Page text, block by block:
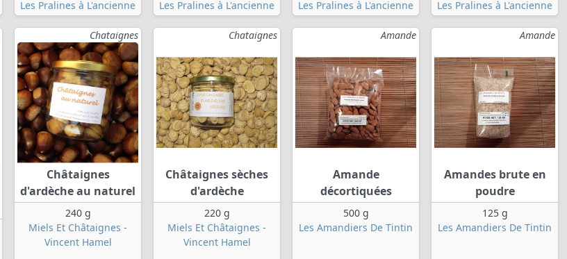
Les Pralines à L'ancienne
Les Pralines à L'ancienne
Les Pralines à L'ancienne
Les Pralines à L'ancienne
Chataignes
Châtaignes
d'ardèche au naturel
240 g
Miels Et Châtaignes -
Vincent Hamel
Chataignes
Châtaignes sèches
d'ardèche
220 g
Miels Et Châtaignes -
Vincent Hamel
Amande
Amande
décortiquées
500 g
Les Amandiers De Tintin
Amande
Amandes brute en
poudre
125 g
Les Amandiers De Tintin